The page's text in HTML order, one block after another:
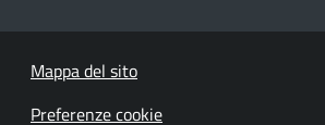
Mappa del sito
Preferenze cookie